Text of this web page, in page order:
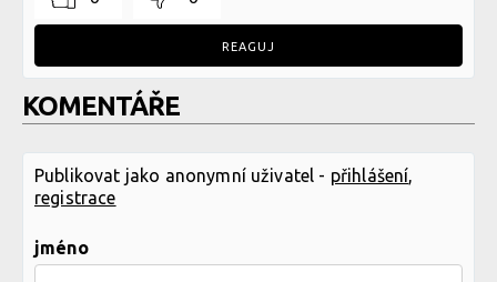
REAGUJ
KOMENTÁŘE
Publikovat jako anonymní uživatel - přihlášení,
registrace
jméno